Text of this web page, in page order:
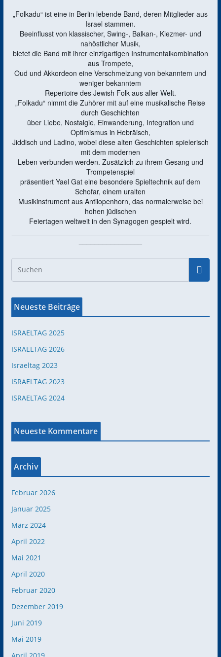
„Folkadu“ ist eine in Berlin lebende Band, deren Mitglieder aus
Israel stammen.
Beeinflusst von klassischer, Swing-, Balkan-, Klezmer- und
nahöstlicher Musik,
bietet die Band mit ihrer einzigartigen Instrumentalkombination
aus Trompete,
Oud und Akkordeon eine Verschmelzung von bekanntem und
weniger bekanntem
Repertoire des Jewish Folk aus aller Welt.
„Folkadu“ nimmt die Zuhörer mit auf eine musikalische Reise
durch Geschichten
über Liebe, Nostalgie, Einwanderung, Integration und
Optimismus in Hebräisch,
Jiddisch und Ladino, wobei diese alten Geschichten spielerisch
mit dem modernen
Leben verbunden werden. Zusätzlich zu ihrem Gesang und
Trompetenspiel
präsentiert Yael Gat eine besondere Spieltechnik auf dem
Schofar, einem uralten
Musikinstrument aus Antilopenhorn, das normalerweise bei
hohen jüdischen
Feiertagen weltweit in den Synagogen gespielt wird.
Neueste Beiträge
ISRAELTAG 2025
ISRAELTAG 2026
Israeltag 2023
ISRAELTAG 2023
ISRAELTAG 2024
Neueste Kommentare
Archiv
Februar 2026
Januar 2025
März 2024
April 2022
Mai 2021
April 2020
Februar 2020
Dezember 2019
Juni 2019
Mai 2019